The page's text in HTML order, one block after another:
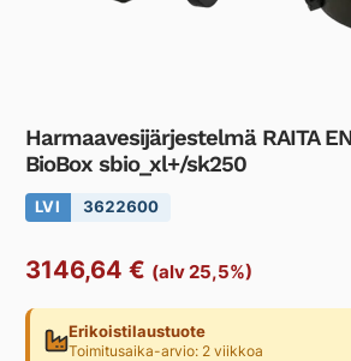
Harmaavesijärjestelmä RAITA
BioBox sbio_xl+/sk250
LVI 3622600
3146,64 € (alv 25,5%)
Erikoistilaustuote
Toimitusaika-arvio: 2 viikkoa